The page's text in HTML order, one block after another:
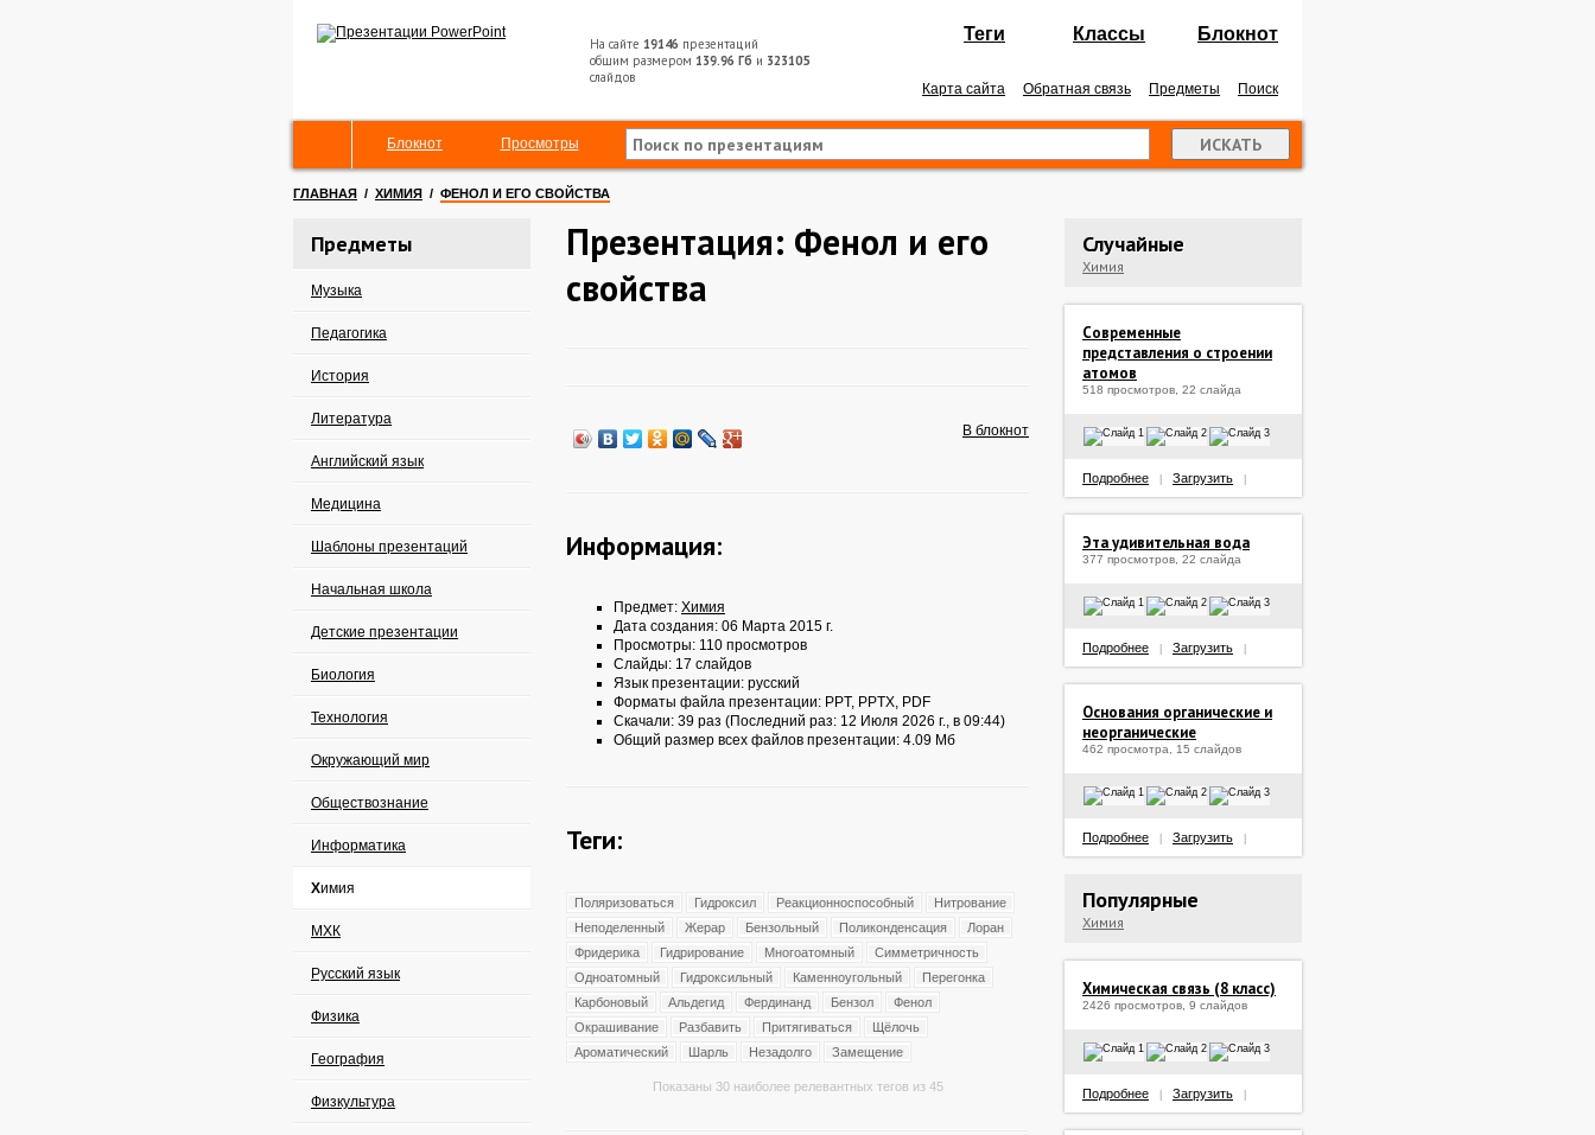
На сайте 19146 презентаций
общим размером 139.96 Гб и 323105
слайдов
Теги Классы Блокнот
Карта сайта Обратная связь Предметы Поиск
Блокнот Просмотры
ГЛАВНАЯ / ХИМИЯ / ФЕНОЛ И ЕГО СВОЙСТВА
Предметы
Музыка
Педагогика
История
Литература
Английский язык
Медицина
Шаблоны презентаций
Начальная школа
Детские презентации
Биология
Технология
Окружающий мир
Обществознание
Информатика
Химия
МХК
Русский язык
Физика
География
Физкультура
Презентация: Фенол и его
свойства
В блокнот
Информация:
Предмет: Химия
Дата создания: 06 Марта 2015 г.
Просмотры: 110 просмотров
Слайды: 17 слайдов
Язык презентации: русский
Форматы файла презентации: PPT, PPTX, PDF
Скачали: 39 раз (Последний раз: 12 Июля 2026 г., в 09:44)
Общий размер всех файлов презентации: 4.09 Мб
Теги:
Поляризоваться Гидроксил Реакционноспособный
Нитрование
Неподеленный
Жерар Бензольный Поликонденсация
Лоран
Фридерика
Гидрирование Многоатомный
Симметричность
Одноатомный
Гидроксильный Каменноугольный
Перегонка
Карбоновый
Альдегид Фердинанд Бензол
Фенол
Окрашивание
Разбавить Притягиваться
Щёлочь
Ароматический
Шарль Незадолго Замещение
Показаны 30 наиболее релевантных тегов из 45
Случайные
Химия
Современные
представления о строении
атомов
518 просмотров, 22 слайда
Подробнее Загрузить
Эта удивительная вода
377 просмотров, 22 слайда
Подробнее Загрузить
Основания органические и
неорганические
462 просмотра, 15 слайдов
Подробнее Загрузить
Популярные
Химия
Химическая связь (8 класс)
2426 просмотров, 9 слайдов
Подробнее Загрузить